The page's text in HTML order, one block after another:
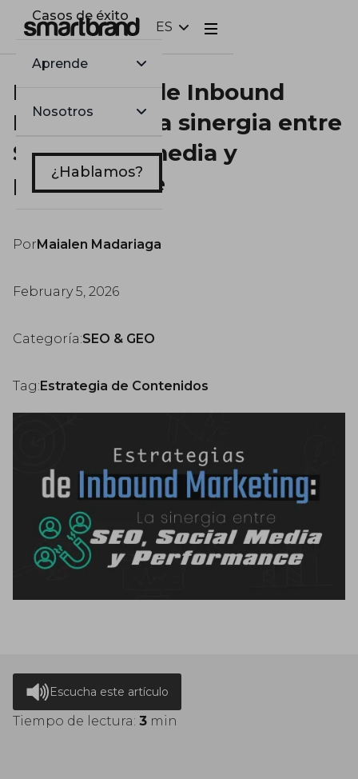
Casos de éxito
Aprende
Nosotros
¿Hablamos?
ES
Estrategias de Inbound
Marketing: La sinergia entre
SEO, social media y
performance
PorMaialen Madariaga
February 5, 2026
Categoría:SEO & GEO
Tag:Estrategia de Contenidos
Escucha este artículo
Tiempo de lectura: 3 min